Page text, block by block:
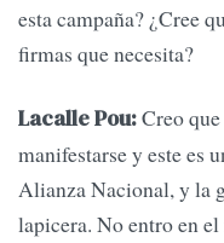
esta campaña? ¿Cree
firmas que necesita?
Lacalle Pou:Creo
manifestarse y este es
Alianza Nacional, y la
lapicera. No entro en